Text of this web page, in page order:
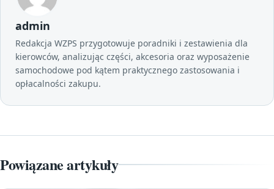
admin
Redakcja WZPS przygotowuje poradniki i zestawienia dla
kierowców, analizując części, akcesoria oraz wyposażenie
samochodowe pod kątem praktycznego zastosowania i
opłacalności zakupu.
Powiązane artykuły